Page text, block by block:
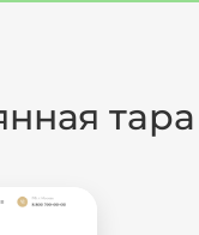
тара